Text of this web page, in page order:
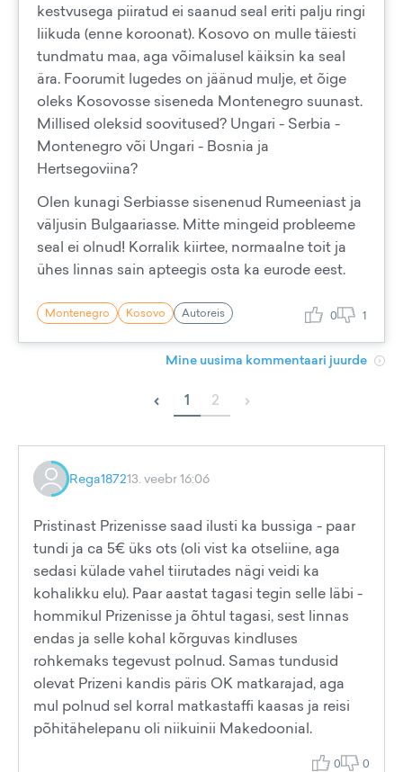
kestvusega piiratud ei saanud seal eriti palju ringi
liikuda (enne koroonat). Kosovo on mulle täiesti
tundmatu maa, aga võimalusel käiksin ka seal
ära. Foorumit lugedes on jäänud mulje, et õige
oleks Kosovosse siseneda Montenegro suunast.
Millised oleksid soovitused? Ungari - Serbia -
Montenegro või Ungari - Bosnia ja
Hertsegoviina?
Olen kunagi Serbiasse sisenenud Rumeeniast ja
väljusin Bulgaariasse. Mitte mingeid probleeme
seal ei olnud! Korralik kiirtee, normaalne toit ja
ühes linnas sain apteegis osta ka eurode eest.
Montenegro Kosovo Autoreis 0 1
Mine uusima kommentaari juurde
‹ 1 2 ›
Rega187213. veebr 16:06
Pristinast Prizenisse saad ilusti ka bussiga - paar
tundi ja ca 5€ üks ots (oli vist ka otseliine, aga
sedasi külade vahel tiirutades nägi veidi ka
kohalikku elu). Paar aastat tagasi tegin selle läbi -
hommikul Prizenisse ja õhtul tagasi, sest linnas
endas ja selle kohal kõrguvas kindluses
rohkemaks tegevust polnud. Samas tundusid
olevat Prizeni kandis päris OK matkarajad, aga
mul polnud sel korral matkastaffi kaasas ja reisi
põhitähelepanu oli niikuinii Makedoonial.
0 0